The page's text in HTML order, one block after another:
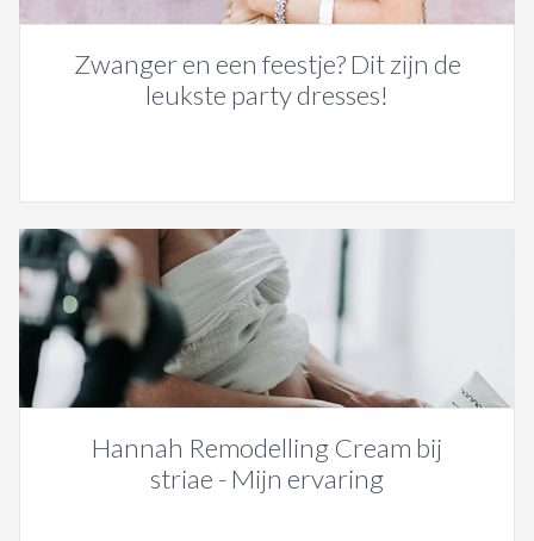
Zwanger en een feestje? Dit zijn de
leukste party dresses!
Hannah Remodelling Cream bij
striae - Mijn ervaring